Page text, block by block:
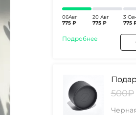
06Авг
775 ₽
20 Авг
775 ₽
3
775
Подробнее
500₽